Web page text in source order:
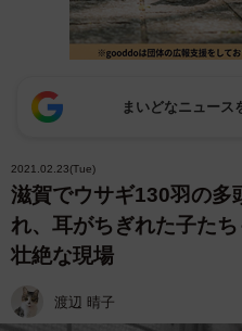
まいどなニュー
2021.02.23(Tue)
滋賀でウサギ130羽の
れ、耳がちぎれた子た
壮絶な現場
渡辺 晴子